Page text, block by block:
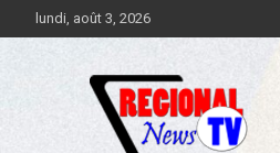
au
lundi, août 3, 2026